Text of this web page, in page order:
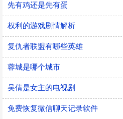
先有鸡还是先有蛋
权利的游戏剧情解析
复仇者联盟有哪些英雄
蓉城是哪个城市
吴倩是女主的电视剧
免费恢复微信聊天记录软件